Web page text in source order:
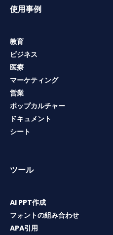
使用事例
教育
ビジネス
医療
マーケティング
営業
ポップカルチャー
ドキュメント
シート
ツール
AI PPT作成
フォントの組み合わせ
APA引用